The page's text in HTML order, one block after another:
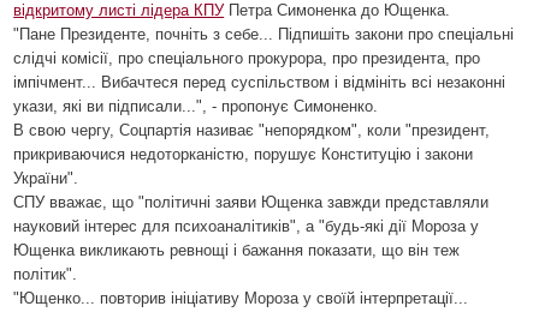
відкритому листі лідера КПУПетра Симоненка до Ющенка.
"Пане Президенте, почніть з себе... Підпишіть закони про спеціальні
слідчі комісії, про спеціального прокурора, про президента, про
імпічмент... Вибачтеся перед суспільством і відмініть всі незаконні
укази, які ви підписали...", - пропонує Симоненко.
В свою чергу, Соцпартія називає "непорядком", коли "президент,
прикриваючися недоторканістю, порушує Конституцію і закони
України".
СПУ вважає, що "політичні заяви Ющенка завжди представляли
науковий інтерес для психоаналітиків", а "будь-які дії Мороза у
Ющенка викликають ревнощі і бажання показати, що він теж
політик".
"Ющенко... повторив ініціативу Мороза у своїй інтерпретації...